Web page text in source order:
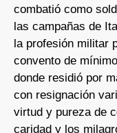
combatió como
las campañas de
la profesión militar
convento de
donde residió por
con resignación
virtud y pureza de
caridad y los